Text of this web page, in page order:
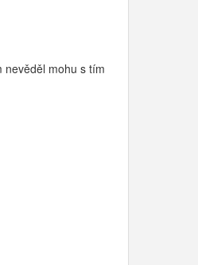
nevěděl mohu s tím